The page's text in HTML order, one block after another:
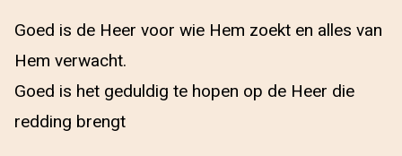
Goed is de Heer voor wie Hem zoekt en alles van
Hem verwacht.
Goed is het geduldig te hopen op de Heer die
redding brengt